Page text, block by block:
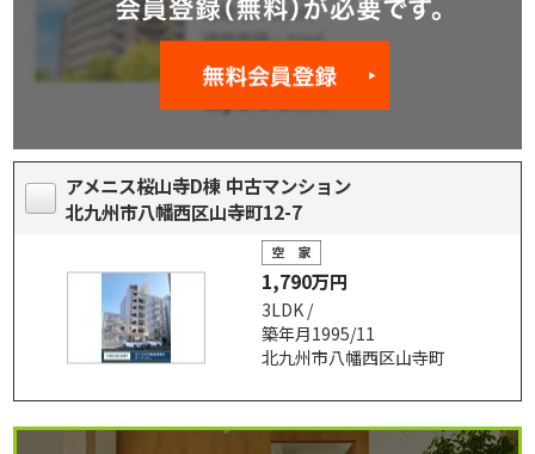
アメニス桜山寺D棟 中古マンション
北九州市八幡西区山寺町12-7
1,790万円
3LDK /
築年月1995/11
北九州市八幡西区山寺町